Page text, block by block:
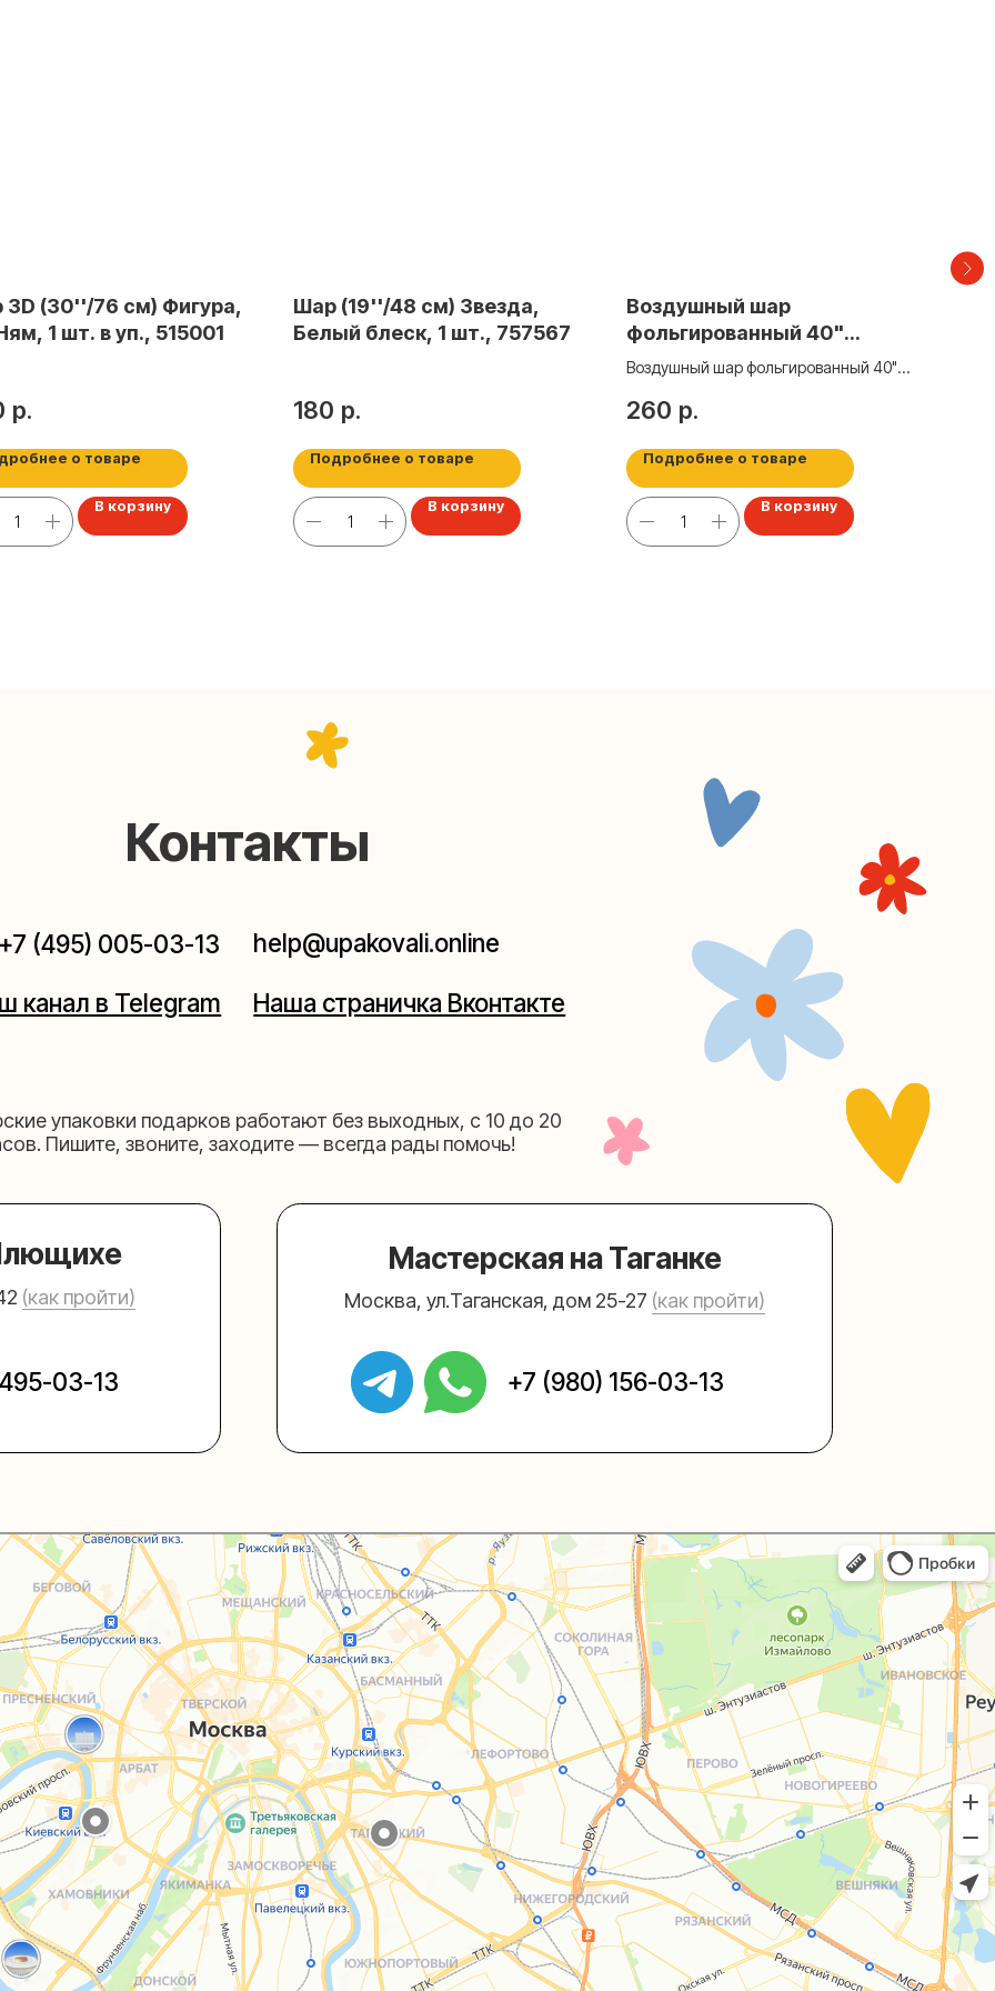
3D (30''/76 см) Фигура,
1 шт. в уп., 515001
р.
о товаре
В корзину
Шар (19''/48 см) Звезда,
Белый блеск, 1 шт., 757567
180 р.
Подробнее о товаре
В корзину
Воздушный шар
фольгированный 40"
«Цифра 7 с короной», цвет
Воздушный шар фольгированный 40"
260 р.
Подробнее о товаре
В корзину
Мастерская на Таганке
13 +7 (980) 156-03-13
help@upakovali.online
help@upakovali.online
Sospeso wrap
О нас
Блог
Каталог +7 (495) 005-03-13